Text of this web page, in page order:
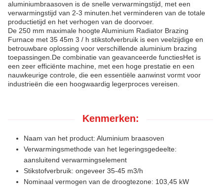
aluminiumbraasoven is de snelle verwarmingstijd, met een
verwarmingstijd van 2-3 minuten.het verminderen van de totale
productietijd en het verhogen van de doorvoer.
De 250 mm maximale hoogte Aluminium Radiator Brazing
Furnace met 35 45m 3 / h stikstofverbruik is een veelzijdige en
betrouwbare oplossing voor verschillende aluminium brazing
toepassingen.De combinatie van geavanceerde functiesHet is
een zeer efficiënte machine, met een hoge prestatie en een
nauwkeurige controle, die een essentiële aanwinst vormt voor
industrieën die een hoogwaardig legerproces vereisen.
Kenmerken:
Naam van het product: Aluminium braasoven
Verwarmingsmethode van het legeringsgedeelte:
aansluitend verwarmingselement
Stikstofverbruik: ongeveer 35-45 m3/h
Nominaal vermogen van de droogtezone: 103,45 kW